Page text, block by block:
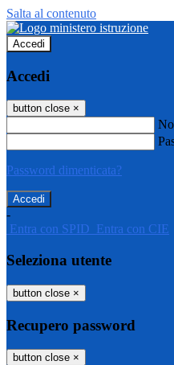
Salta al contenuto
Accedi
Accedi
button close ×
Password dimenticata?
-
Entra con SPID Entra con CIE
Seleziona utente
button close ×
Recupero password
button close ×